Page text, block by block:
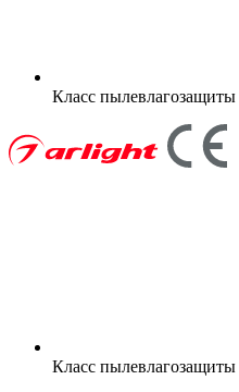
Класс пылевлагозащиты
Класс пылевлагозащиты